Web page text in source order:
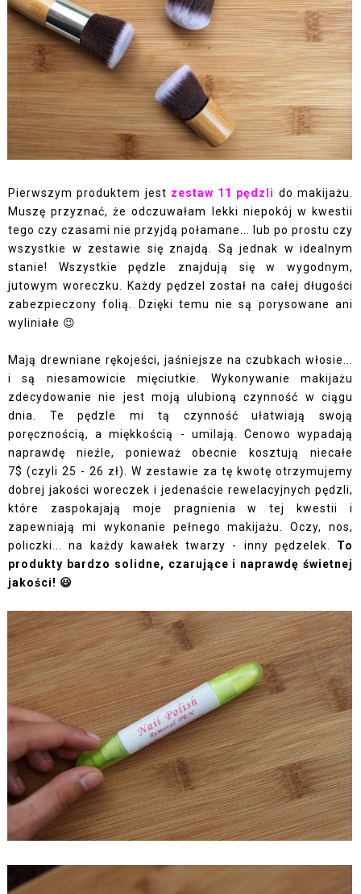
Pierwszym produktem jest zestaw 11 pędzli do makijażu.
Muszę przyznać, że odczuwałam lekki niepokój w kwestii
tego czy czasami nie przyjdą połamane... lub po prostu czy
wszystkie w zestawie się znajdą. Są jednak w idealnym
stanie! Wszystkie pędzle znajdują się w wygodnym,
jutowym woreczku. Każdy pędzel został na całej długości
zabezpieczony folią. Dzięki temu nie są porysowane ani
wyliniałe 😉
Mają drewniane rękojeści, jaśniejsze na czubkach włosie...
i są niesamowicie mięciutkie. Wykonywanie makijażu
zdecydowanie nie jest moją ulubioną czynność w ciągu
dnia. Te pędzle mi tą czynność ułatwiają swoją
poręcznością, a miękkością - umilają. Cenowo wypadają
naprawdę nieźle, ponieważ obecnie kosztują niecałe
7$ (czyli 25 - 26 zł). W zestawie za tę kwotę otrzymujemy
dobrej jakości woreczek i jedenaście rewelacyjnych pędzli,
które zaspokajają moje pragnienia w tej kwestii i
zapewniają mi wykonanie pełnego makijażu. Oczy, nos,
policzki... na każdy kawałek twarzy - inny pędzelek. To
produkty bardzo solidne, czarujące i naprawdę świetnej
jakości! 😃